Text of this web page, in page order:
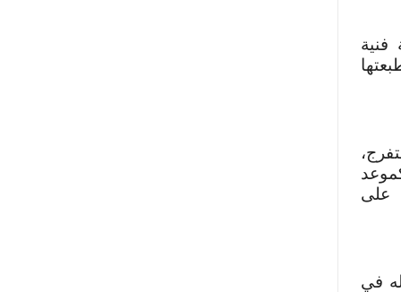
فنية
الكبير، الذي تجاوز 80 ألف متفرج،
على
في